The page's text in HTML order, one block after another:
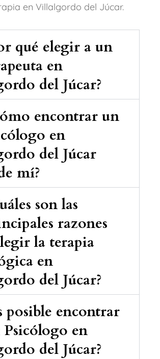
en Villalgordo del Júcar.
qué elegir a un
en
del Júcar?
encontrar un
en
del Júcar
mí?
son las
razones
la terapia
en
del Júcar?
posible encontrar
en
del Júcar?